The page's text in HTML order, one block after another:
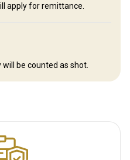
apply for remittance.
be counted as shot.